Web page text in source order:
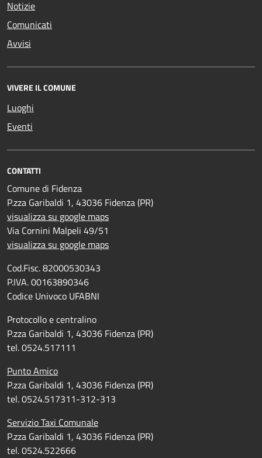
Notizie
Comunicati
Avvisi
VIVERE IL COMUNE
Luoghi
Eventi
CONTATTI
Comune di Fidenza
P.zza Garibaldi 1, 43036 Fidenza (PR)
visualizza su google maps
Via Cornini Malpeli 49/51
visualizza su google maps
Cod.Fisc. 82000530343
P.IVA. 00163890346
Codice Univoco UFABNI
Protocollo e centralino
P.zza Garibaldi 1, 43036 Fidenza (PR)
tel. 0524.517111
Punto Amico
P.zza Garibaldi 1, 43036 Fidenza (PR)
tel. 0524.517311-312-313
Servizio Taxi Comunale
P.zza Garibaldi 1, 43036 Fidenza (PR)
tel. 0524.522666